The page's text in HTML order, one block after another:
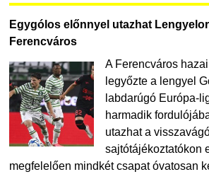
Egygólos előnnyel utazhat
Ferencváros
A Ferencváros
legyőzte a lengyel
labdarúgó Európa-
harmadik
utazhat a
sajtótájékoztatókon
megfelelően mindkét csapat óvatosan